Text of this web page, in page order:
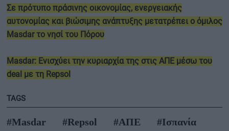
Σε πρότυπο πράσινης οικονομίας, ενεργειακής
αυτονομίας και βιώσιμης ανάπτυξης μετατρέπει ο όμιλος
Masdar το νησί του Πόρου
Masdar: Ενισχύει την κυριαρχία της στις ΑΠΕ μέσω του
deal με τη Repsol
TAGS
#Masdar #Repsol #ΑΠΕ #Ισπανία